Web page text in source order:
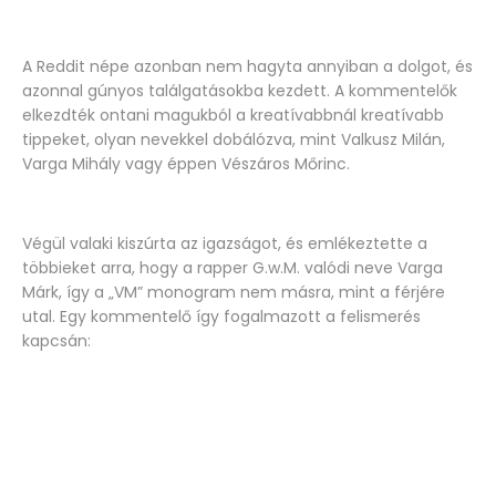
A Reddit népe azonban nem hagyta annyiban a dolgot, és
azonnal gúnyos találgatásokba kezdett. A kommentelők
elkezdték ontani magukból a kreatívabbnál kreatívabb
tippeket, olyan nevekkel dobálózva, mint Valkusz Milán,
Varga Mihály vagy éppen Vészáros Mőrinc.
Végül valaki kiszúrta az igazságot, és emlékeztette a
többieket arra, hogy a rapper G.w.M. valódi neve Varga
Márk, így a „VM” monogram nem másra, mint a férjére
utal. Egy kommentelő így fogalmazott a felismerés
kapcsán: